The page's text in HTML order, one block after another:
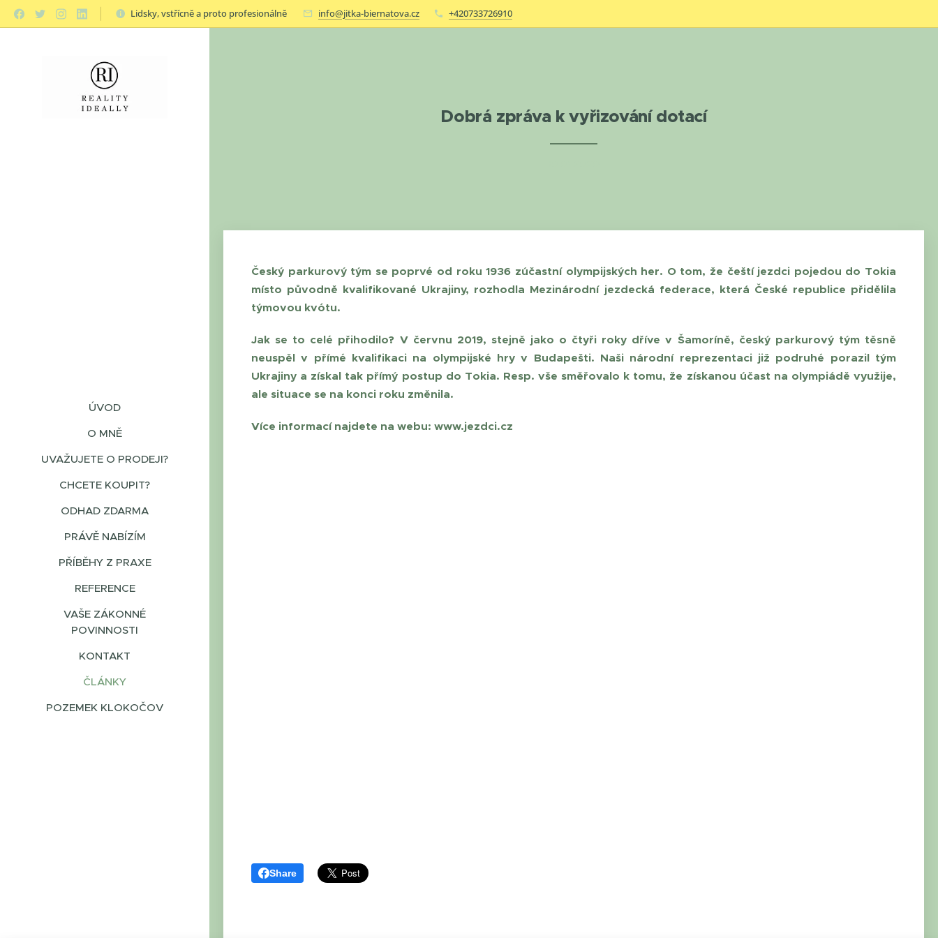
Lidsky, vstřícně a proto profesionálně info@jitka-biernatova.cz +420733726910
ÚVOD
O MNĚ
UVAŽUJETE O PRODEJI?
CHCETE KOUPIT?
ODHAD ZDARMA
PRÁVĚ NABÍZÍM
PŘÍBĚHY Z PRAXE
REFERENCE
VAŠE ZÁKONNÉ
POVINNOSTI
KONTAKT
ČLÁNKY
POZEMEK KLOKOČOV
Dobrá zpráva k vyřizování dotací
Český parkurový tým se poprvé od roku 1936 zúčastní olympijských her. O tom, že čeští jezdci pojedou do Tokia
místo původně kvalifikované Ukrajiny, rozhodla Mezinárodní jezdecká federace, která České republice přidělila
týmovou kvótu.
Jak se to celé přihodilo? V červnu 2019, stejně jako o čtyři roky dříve v Šamoríně, český parkurový tým těsně
neuspěl v přímé kvalifikaci na olympijské hry v Budapešti. Naši národní reprezentaci již podruhé porazil tým
Ukrajiny a získal tak přímý postup do Tokia. Resp. vše směřovalo k tomu, že získanou účast na olympiádě využije,
ale situace se na konci roku změnila.
Více informací najdete na webu: www.jezdci.cz
Share